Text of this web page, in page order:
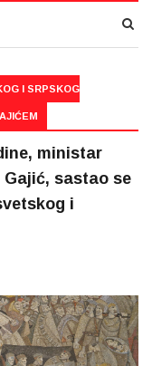
I SRPSKOG
ministar
sastao se
i